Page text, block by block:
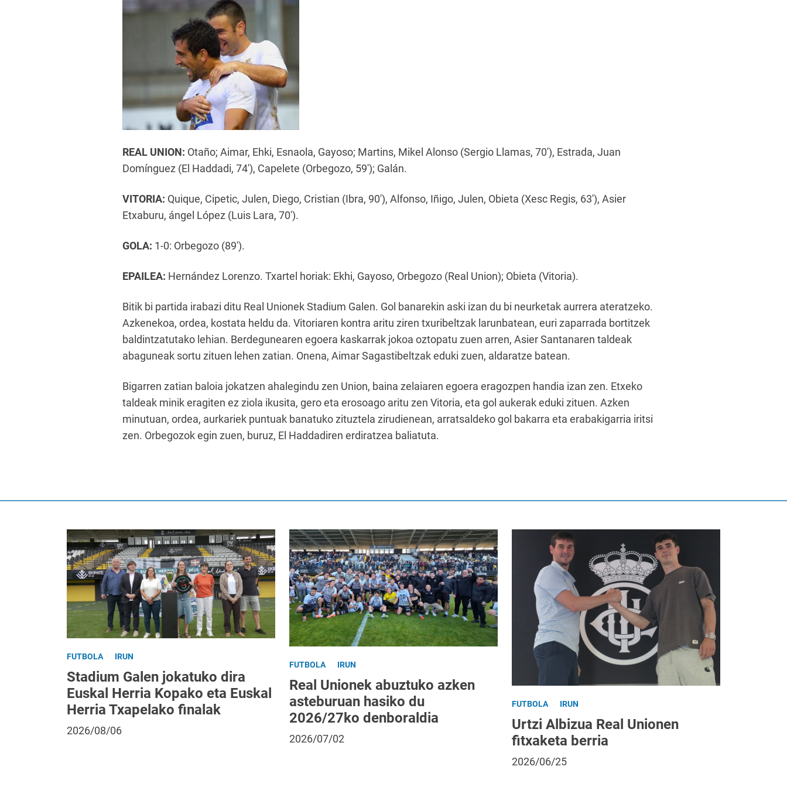
REAL UNION: Otaño; Aimar, Ehki, Esnaola, Gayoso; Martins, Mikel Alonso (Sergio Llamas, 70'), Estrada, Juan
Domínguez (El Haddadi, 74'), Capelete (Orbegozo, 59'); Galán.
VITORIA: Quique, Cipetic, Julen, Diego, Cristian (Ibra, 90'), Alfonso, Iñigo, Julen, Obieta (Xesc Regis, 63'), Asier
Etxaburu, ángel López (Luis Lara, 70').
GOLA: 1-0: Orbegozo (89').
EPAILEA: Hernández Lorenzo. Txartel horiak: Ekhi, Gayoso, Orbegozo (Real Union); Obieta (Vitoria).
Bitik bi partida irabazi ditu Real Unionek Stadium Galen. Gol banarekin aski izan du bi neurketak aurrera ateratzeko.
Azkenekoa, ordea, kostata heldu da. Vitoriaren kontra aritu ziren txuribeltzak larunbatean, euri zaparrada bortitzek
baldintzatutako lehian. Berdegunearen egoera kaskarrak jokoa oztopatu zuen arren, Asier Santanaren taldeak
abaguneak sortu zituen lehen zatian. Onena, Aimar Sagastibeltzak eduki zuen, aldaratze batean.
Bigarren zatian baloia jokatzen ahalegindu zen Union, baina zelaiaren egoera eragozpen handia izan zen. Etxeko
taldeak minik eragiten ez ziola ikusita, gero eta erosoago aritu zen Vitoria, eta gol aukerak eduki zituen. Azken
minutuan, ordea, aurkariek puntuak banatuko zituztela zirudienean, arratsaldeko gol bakarra eta erabakigarria iritsi
zen. Orbegozok egin zuen, buruz, El Haddadiren erdiratzea baliatuta.
FUTBOLA IRUN
Stadium Galen jokatuko dira
Euskal Herria Kopako eta Euskal
Herria Txapelako finalak
2026/08/06
FUTBOLA IRUN
Real Unionek abuztuko azken
asteburuan hasiko du
2026/27ko denboraldia
2026/07/02
FUTBOLA IRUN
Urtzi Albizua Real Unionen
fitxaketa berria
2026/06/25